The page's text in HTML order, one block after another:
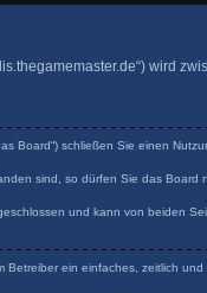
wird
Board“) schließen Sie einen
sind, so dürfen Sie das
und kann von beiden
Betreiber ein einfaches, zeitlich